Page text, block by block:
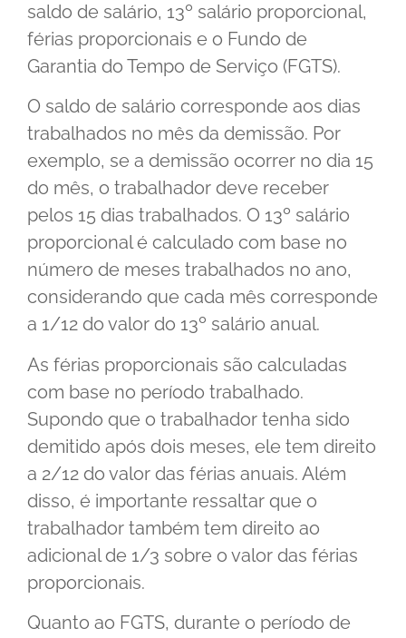
saldo de salário, 13º salário proporcional,
férias proporcionais e o Fundo de
Garantia do Tempo de Serviço (FGTS).
O saldo de salário corresponde aos dias
trabalhados no mês da demissão. Por
exemplo, se a demissão ocorrer no dia 15
do mês, o trabalhador deve receber
pelos 15 dias trabalhados. O 13º salário
proporcional é calculado com base no
número de meses trabalhados no ano,
considerando que cada mês corresponde
a 1/12 do valor do 13º salário anual.
As férias proporcionais são calculadas
com base no período trabalhado.
Supondo que o trabalhador tenha sido
demitido após dois meses, ele tem direito
a 2/12 do valor das férias anuais. Além
disso, é importante ressaltar que o
trabalhador também tem direito ao
adicional de 1/3 sobre o valor das férias
proporcionais.
Quanto ao FGTS, durante o período de